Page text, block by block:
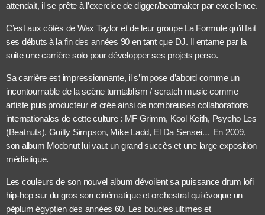
attendait, il se prête à l’exercice de digger/beatmaker par excellence.
C’est aux côtés de Wax Taylor et de leur groupe La Formule qu’il fait
ses débuts à la fin des années 90 en tant que DJ. Il entame par la
suite une carrière solo pour développer ses projets perso.
Sa carrière est impressionnante, il s’impose d’abord comme un
incontournable de la scène turntablism / scratch music comme
artiste puis producteur et crée ainsi de nombreuses collaborations
internationales de cette culture : MF Grimm, Kool Keith, Psycho Les
(Beatnuts), Guilty Simpson, Mike Ladd, El Da Sensei… En 2009,
son album Modonut lui vaut un grand succès et une large exposition
médiatique.
Les couleurs de son nouvel album dévoilent sa puissance drum lofi
hip-hop sur du gros son cinématique et orchestral qui évoque un
péplum égyptien des années 60. Les boucles ultimes et